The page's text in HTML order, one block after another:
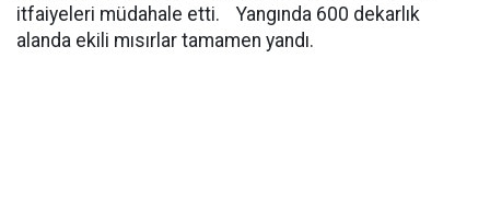
itfaiyeleri müdahale etti. Yangında 600 dekarlık
alanda ekili mısırlar tamamen yandı.